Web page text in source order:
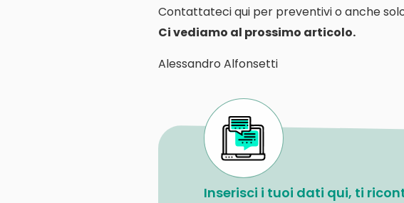
Contattateci qui per preventivi o anche
Ci vediamo al prossimo articolo.
Alessandro Alfonsetti
Inserisci i tuoi dati qui, ti